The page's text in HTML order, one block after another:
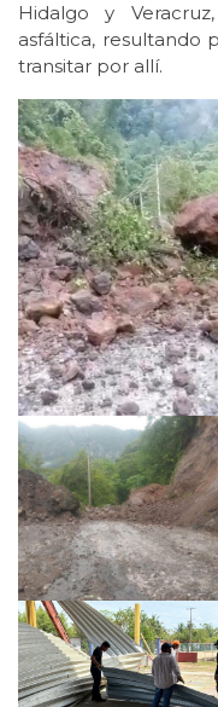
Hidalgo y
asfáltica, resultando
transitar por allí.